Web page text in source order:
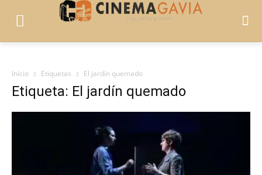
Inicio Etiquetas El jardín quemado
Etiqueta: El jardín quemado